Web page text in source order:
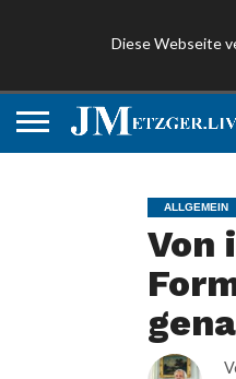
Diese Webseite
ALLGEMEIN
Von